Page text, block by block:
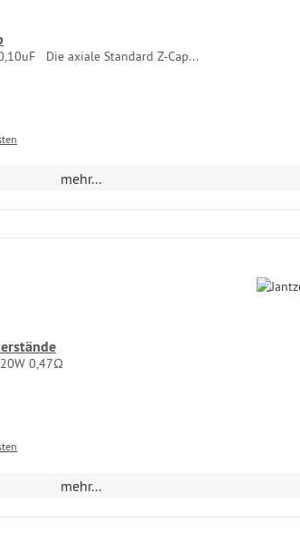
Die axiale Standard Z-Cap...
mehr...
0,47Ω
mehr...